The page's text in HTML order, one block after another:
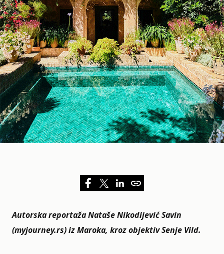
Autorska reportaža Nataše Nikodijević Savin
(myjourney.rs) iz Maroka, kroz objektiv Senje Vild.